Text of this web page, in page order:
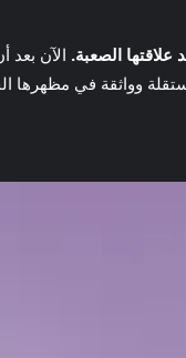
الصعبة. الآن بعد
وواثقة في مظهرها